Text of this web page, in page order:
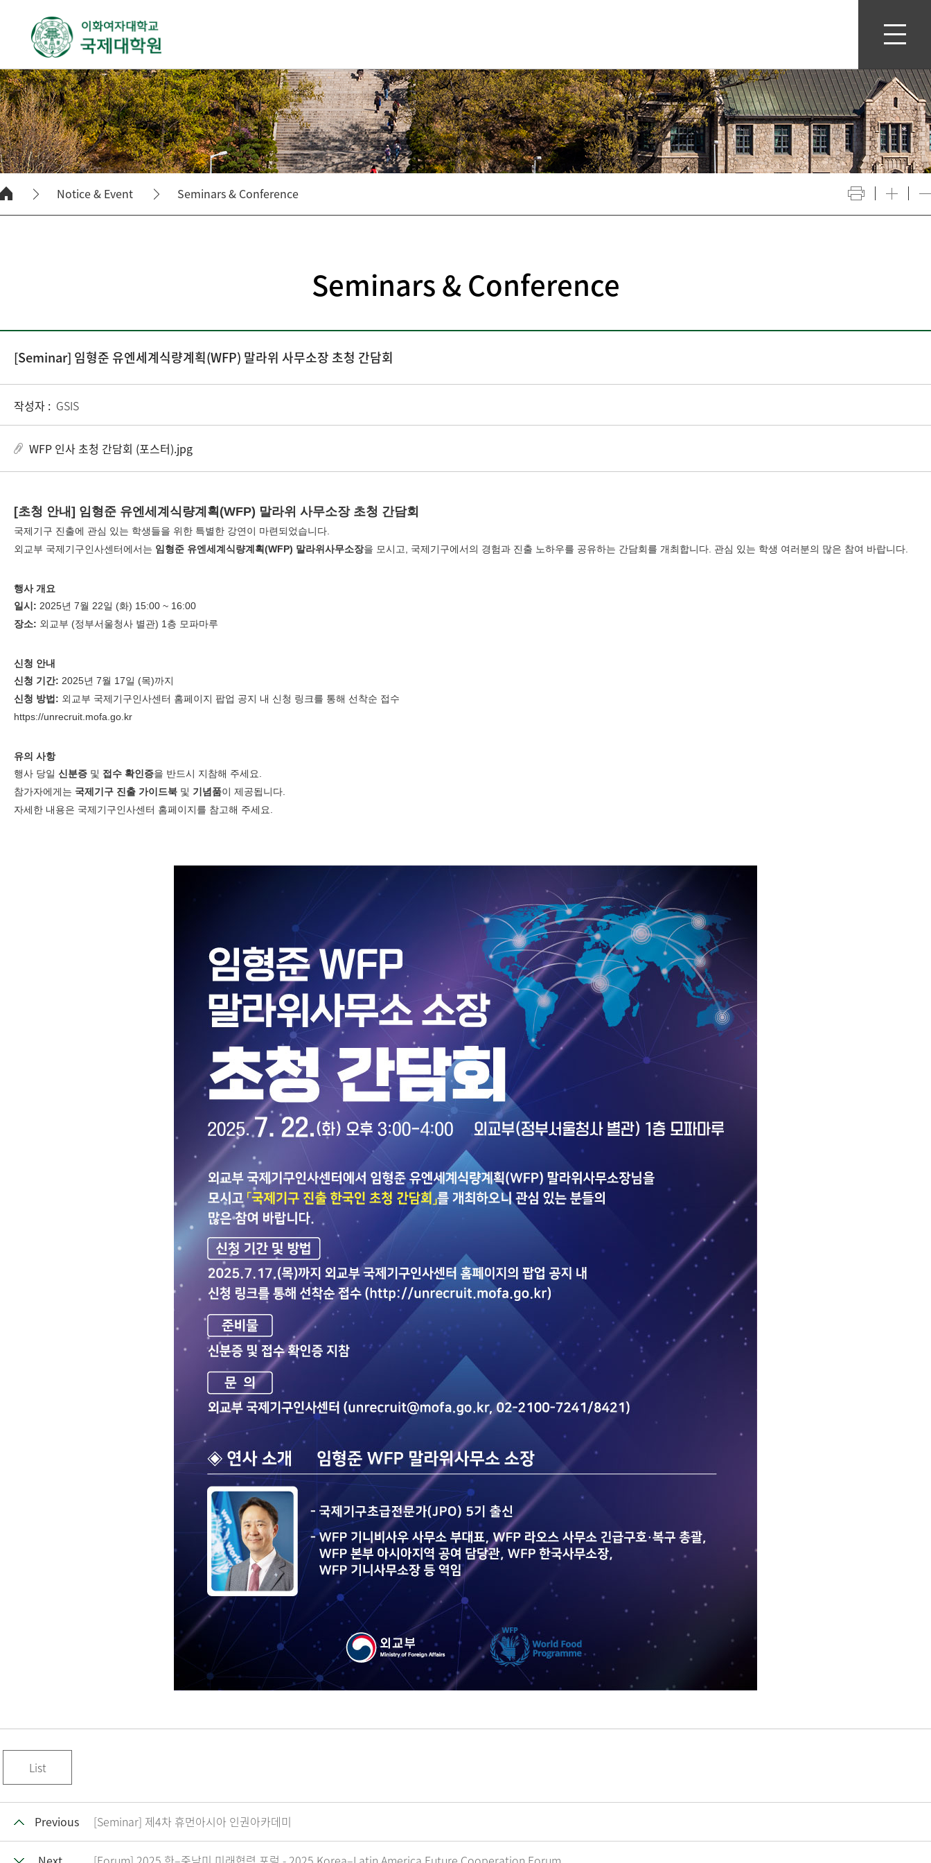
Notice & Event Seminars & Conference
Seminars & Conference
[Seminar] 임형준 유엔세계식량계획(WFP) 말라위 사무소장 초청 간담회
작성자 : GSIS
WFP 인사 초청 간담회 (포스터).jpg
[초청 안내] 임형준 유엔세계식량계획(WFP) 말라위 사무소장 초청 간담회
국제기구 진출에 관심 있는 학생들을 위한 특별한 강연이 마련되었습니다.
외교부 국제기구인사센터에서는 임형준 유엔세계식량계획(WFP) 말라위사무소장을 모시고, 국제기구에서의 경험과 진출 노하우를 공유하는 간담회를 개최합니다. 관심 있는 학생 여러분의 많은 참여 바랍니다.
행사 개요
일시: 2025년 7월 22일 (화) 15:00 ~ 16:00
장소: 외교부 (정부서울청사 별관) 1층 모파마루
신청 안내
신청 기간: 2025년 7월 17일 (목)까지
신청 방법: 외교부 국제기구인사센터 홈페이지 팝업 공지 내 신청 링크를 통해 선착순 접수
https://unrecruit.mofa.go.kr
유의 사항
행사 당일 신분증 및 접수 확인증을 반드시 지참해 주세요.
참가자에게는 국제기구 진출 가이드북 및 기념품이 제공됩니다.
자세한 내용은 국제기구인사센터 홈페이지를 참고해 주세요.
List
Previous [Seminar] 제4차 휴먼아시아 인권아카데미